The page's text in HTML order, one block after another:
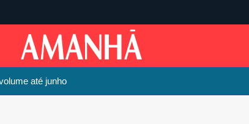
até junho